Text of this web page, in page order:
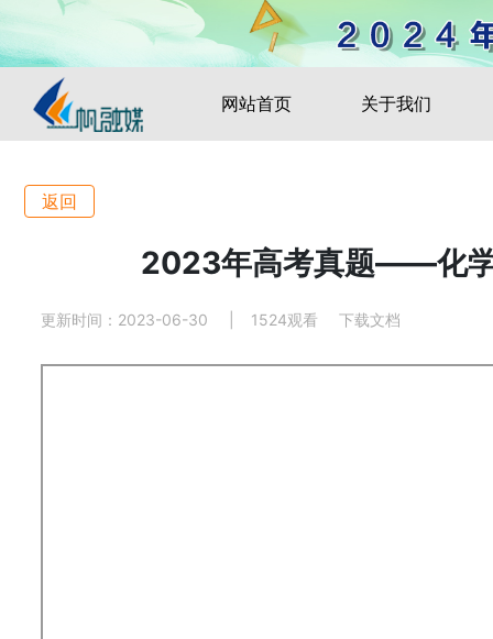
网站首页 关于我们
返回
2023年高考真题——化
更新时间：2023-06-30 1524观看 下载文档